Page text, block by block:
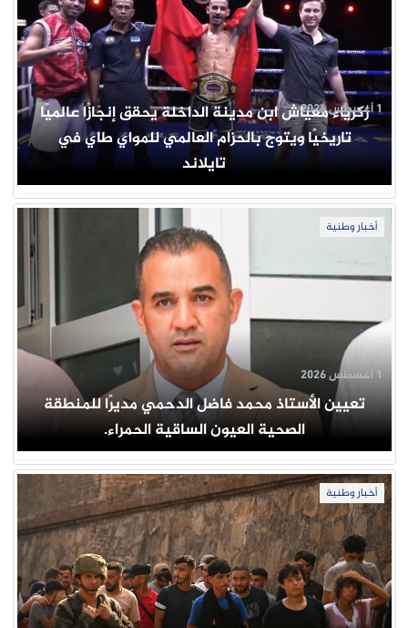
زكرياء معياش ابن مدينة الداخلة يحقق إنجازًا عالميًا
تاريخيًا ويتوج بالحزام العالمي للمواي طاي في
تايلاند
1 أغسطس 2026
أخبار وطنية
تعيين الأستاذ محمد فاضل الدحمي مديرًا للمنطقة
الصحية العيون الساقية الحمراء.
1 أغسطس 2026
أخبار وطنية